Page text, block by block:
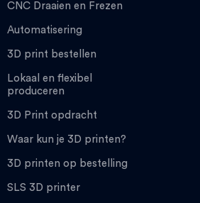
CNC Draaien en Frezen
Automatisering
3D print bestellen
Lokaal en flexibel
produceren
3D Print opdracht
Waar kun je 3D printen?
3D printen op bestelling
SLS 3D printer